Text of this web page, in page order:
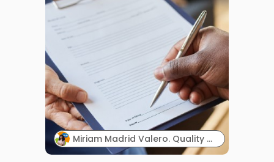
Miriam Madrid Valero. Quality & Compliance Manager. PHD Lifescience.